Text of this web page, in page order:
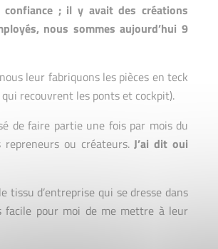
; il y avait des créations
nous sommes aujourd’hui 9
leur fabriquons les pièces en teck
recouvrent les ponts et cockpit).
de faire partie une fois par mois du
repreneurs ou créateurs.J’ai dit oui
tissu d’entreprise qui se dresse dans
facile pour moi de me mettre à leur